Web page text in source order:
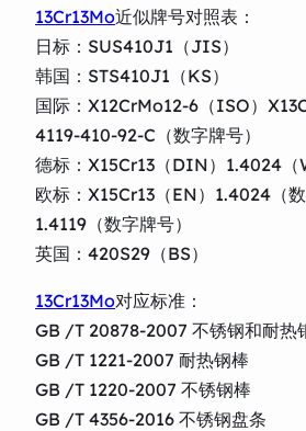
13Cr13Mo近似牌号对照表：
日标：SUS410J1（JIS）
韩国：STS410J1（KS）
国际：X12CrMo12-6（ISO）
4119-410-92-C（数字牌号）
德标：X15Cr13（DIN）1.4024（
欧标：X15Cr13（EN）1.4024（数
1.4119（数字牌号）
英国：420S29（BS）
13Cr13Mo对应标准：
GB /T 20878-2007 不锈钢和耐热
GB /T 1221-2007 耐热钢棒
GB /T 1220-2007 不锈钢棒
GB /T 4356-2016 不锈钢盘条